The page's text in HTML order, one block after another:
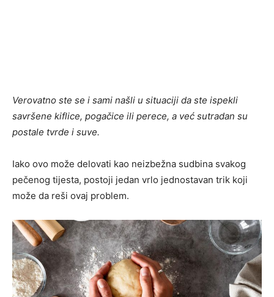
Verovatno ste se i sami našli u situaciji da ste ispekli
savršene kiflice, pogačice ili perece, a već sutradan su
postale tvrde i suve.
Iako ovo može delovati kao neizbežna sudbina svakog
pečenog tijesta, postoji jedan vrlo jednostavan trik koji
može da reši ovaj problem.